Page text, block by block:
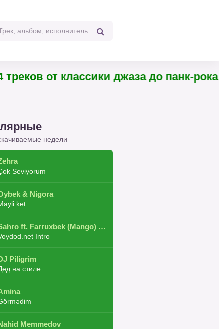
от классики джаза до панк-рока
недели
Seviyorum
& Nigora
ket
Sahro ft. Farruxbek (Mango) ft. Shaxboz ft. Navruz and Zarba ft. DJ.JoHa
Intro
Piligrim
на стиле
Memmedov